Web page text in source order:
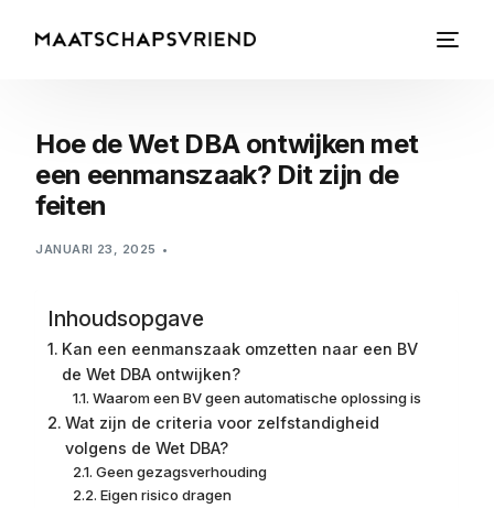
Hoe de Wet DBA ontwijken met
een eenmanszaak? Dit zijn de
feiten
JANUARI 23, 2025
Inhoudsopgave
Kan een eenmanszaak omzetten naar een BV
de Wet DBA ontwijken?
Waarom een BV geen automatische oplossing is
Wat zijn de criteria voor zelfstandigheid
volgens de Wet DBA?
Geen gezagsverhouding
Eigen risico dragen